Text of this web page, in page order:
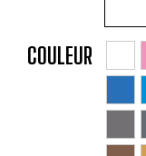
COULEUR